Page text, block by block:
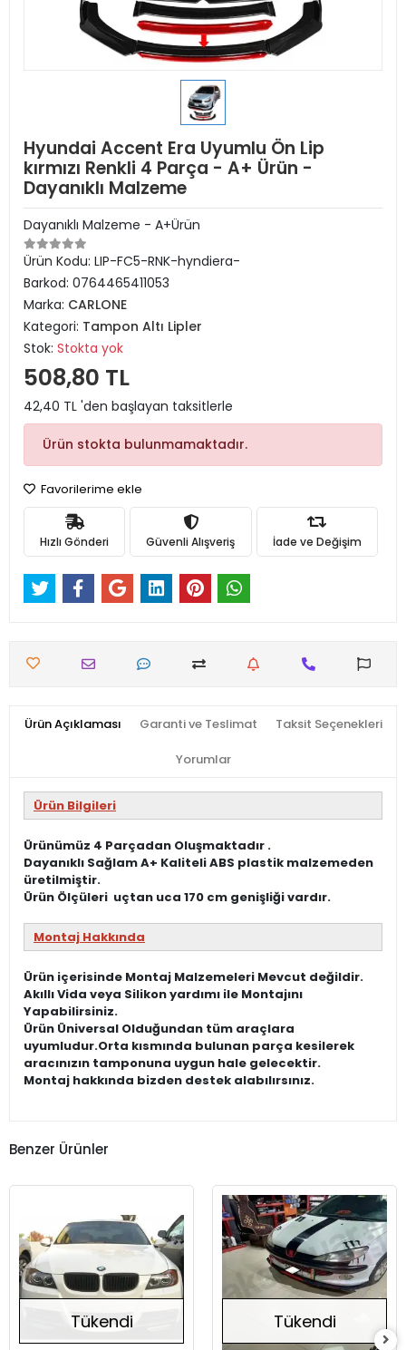
Hyundai Accent Era Uyumlu Ön Lip
kırmızı Renkli 4 Parça - A+ Ürün -
Dayanıklı Malzeme
Dayanıklı Malzeme - A+Ürün
Ürün Kodu: LIP-FC5-RNK-hyndiera-
Barkod: 0764465411053
Marka: CARLONE
Kategori: Tampon Altı Lipler
Stok: Stokta yok
508,80 TL
42,40 TL 'den başlayan taksitlerle
Ürün stokta bulunmamaktadır.
Favorilerime ekle
Hızlı Gönderi Güvenli Alışveriş İade ve Değişim
Ürün Açıklaması Garanti ve Teslimat Taksit Seçenekleri
Yorumlar
Ürün Bilgileri
Ürünümüz 4 Parçadan Oluşmaktadır .
Dayanıklı Sağlam A+ Kaliteli ABS plastik malzemeden
üretilmiştir.
Ürün Ölçüleri uçtan uca 170 cm genişliği vardır.
Montaj Hakkında
Ürün içerisinde Montaj Malzemeleri Mevcut değildir.
Akıllı Vida veya Silikon yardımı ile Montajını
Yapabilirsiniz.
Ürün Üniversal Olduğundan tüm araçlara
uyumludur.Orta kısmında bulunan parça kesilerek
aracınızın tamponuna uygun hale gelecektir.
Montaj hakkında bizden destek alabılırsınız.
Benzer Ürünler
Tükendi Tükendi